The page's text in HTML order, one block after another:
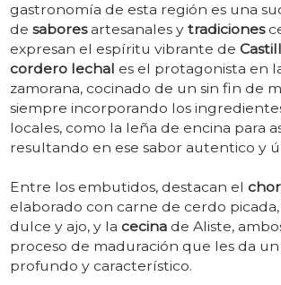
gastronomía de esta región es una
de saboresartesanales y tradiciones
expresan el espíritu vibrante de
cordero lechal es el protagonista en
zamorana, cocinado de un sin fin de
siempre incorporando los
locales, como la leña de encina para
resultando en ese sabor autentico y
Entre los embutidos, destacan el
elaborado con carne de cerdo
dulce y ajo, y la cecinade Aliste,
proceso de maduración que les da un
profundo y característico.